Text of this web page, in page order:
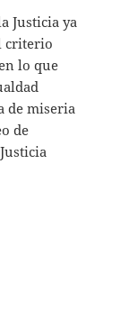
Justicia ya
criterio
lo que
de miseria
de